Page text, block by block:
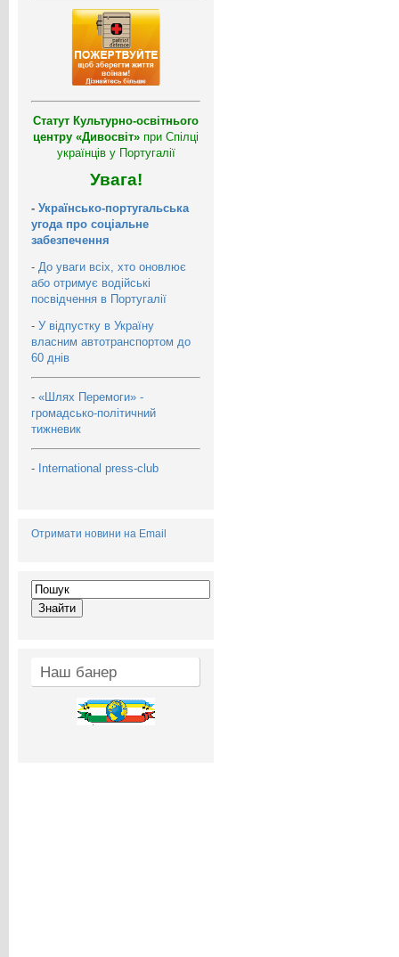
Статут Культурно-освітнього
центру «Дивосвіт» при Спілці
українців у Португалії
Увага!
- Українсько-португальська
угода про соціальне
забезпечення
- До уваги всіх, хто оновлює
або отримує водійські
посвідчення в Португалії
- У відпустку в Україну
власним автотранспортом до
60 днів
- «Шлях Перемоги» -
громадсько-політичний
тижневик
- International press-club
Отримати новини на Email
Наш банер